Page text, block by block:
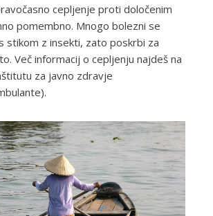
cepljenje proti določenim
pomembno. Mnogo bolezni se
stikom z insekti, zato poskrbi za
Več informacij o cepljenju najdeš na
za javno zdravje